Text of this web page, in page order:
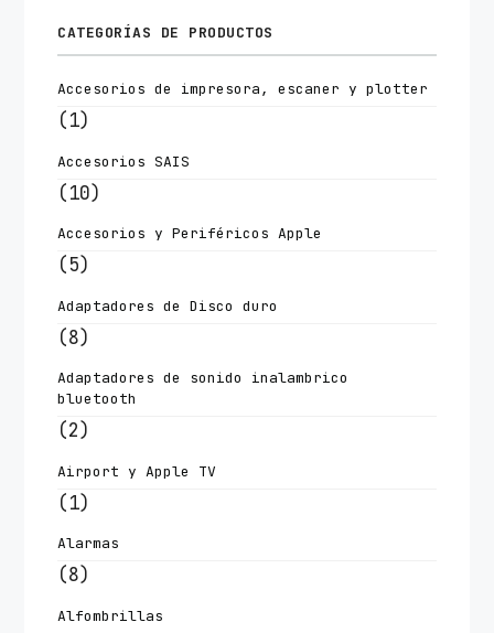
CATEGORÍAS DE PRODUCTOS
Accesorios de impresora, escaner y plotter
(1)
Accesorios SAIS
(10)
Accesorios y Periféricos Apple
(5)
Adaptadores de Disco duro
(8)
Adaptadores de sonido inalambrico
bluetooth
(2)
Airport y Apple TV
(1)
Alarmas
(8)
Alfombrillas